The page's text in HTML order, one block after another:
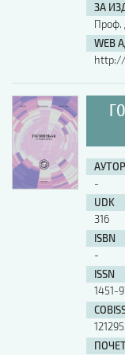
ЗА
Проф.
WEB
-
UDK
316
ISBN
-
ISSN
1451-